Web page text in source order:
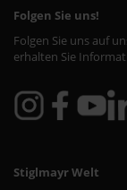
Folgen Sie uns!
Folgen Sie uns auf
erhalten Sie
Stiglmayr Welt